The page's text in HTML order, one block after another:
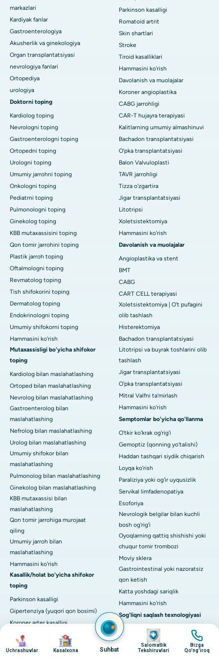
surat
Uchrashuvlar
surat
Kasalxona Suhbat
surat
Salomatlik
Tekshiruvlari
surat
Bizga
Qo'ng'iroq
markazlari
Kardiyak fanlar
Gastroenterologiya
Akusherlik va ginekologiya
Organ transplantatsiyasi
nevrologiya fanlari
Ortopediya
urologiya
Doktorni toping
Kardiolog toping
Nevrologni toping
Gastroenterologni toping
Ortopedni toping
Urologni toping
Umumiy jarrohni toping
Onkologni toping
Pediatrni toping
Pulmonologni toping
Ginekolog toping
KBB mutaxassisini toping
Qon tomir jarrohini toping
Plastik jarroh toping
Oftalmologni toping
Revmatolog toping
Tish shifokorini toping
Dermatolog toping
Endokrinologni toping
Umumiy shifokorni toping
Hammasini ko'rish
Mutaxassisligi bo'yicha shifokor
toping
Kardiolog bilan maslahatlashing
Ortoped bilan maslahatlashing
Nevrolog bilan maslahatlashing
Gastroenterolog bilan
maslahatlashing
Nefrolog bilan maslahatlashing
Urolog bilan maslahatlashing
Umumiy shifokor bilan
maslahatlashing
Pulmonolog bilan maslahatlashing
Ginekolog bilan maslahatlashing
KBB mutaxassisi bilan
maslahatlashing
Qon tomir jarrohiga murojaat
qiling
Umumiy jarroh bilan
maslahatlashing
Hammasini ko'rish
Kasallik/holat bo'yicha shifokor
toping
Parkinson kasalligi
Gipertenziya (yuqori qon bosimi)
Koroner arter kasalligi
Yurak etishmovchiligi
Stroke
Parkinson kasalligi
Romatoid artrit
Skin shartlari
Stroke
Tiroid kasalliklari
Hammasini ko'rish
Davolanish va muolajalar
Koroner angioplastika
CABG jarrohligi
CAR-T hujayra terapiyasi
Kalitlarning umumiy almashinuvi
Bachadon transplantatsiyasi
O'pka transplantatsiyasi
Balon Valvuloplasti
TAVR jarrohligi
Tizza o'zgartira
Jigar transplantatsiyasi
Litotripsi
Xoletsistektomiya
Hammasini ko'rish
Davolanish va muolajalar
Angioplastika va stent
BMT
CABG
CART CELL terapiyasi
Xoletsistektomiya | O't pufagini
olib tashlash
Histerektomiya
Bachadon transplantatsiyasi
Litotripsi va buyrak toshlarini olib
tashlash
Jigar transplantatsiyasi
O'pka transplantatsiyasi
Mitral Valfni ta'mirlash
Hammasini ko'rish
Semptomlar bo'yicha qo'llanma
O'tkir ko'krak og'rig'i
Gemoptiz (qonning yo'talishi)
Haddan tashqari siydik chiqarish
Loyqa ko'rish
Paraliziya yoki og'ir uyqusizlik
Servikal limfadenopatiya
Esoforiya
Nevrologik belgilar bilan kuchli
bosh og'rig'i
Oyoqlarning qattiq shishishi yoki
chuqur tomir trombozi
Moviy sklera
Gastrointestinal yoki nazoratsiz
qon ketish
Katta yoshdagi sariqlik
Hammasini ko'rish
Sog'liqni saqlash texnologiyasi
DaVinci XI-Robot tizimlari
CyberKnife-Accuray
Meril Cuvis robototexnikasi